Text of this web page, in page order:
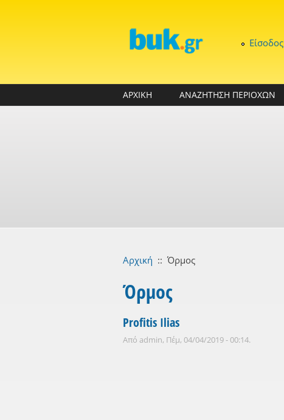
Είσοδος
ΑΡΧΙΚΗ ΑΝΑΖΗΤΗΣΗ ΠΕΡΙΟΧΩΝ
Αρχική :: Όρμος
Όρμος
Profitis Ilias
Από admin, Πέμ, 04/04/2019 - 00:14.